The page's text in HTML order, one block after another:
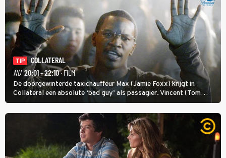
TIP
COLLATERAL
NU 20:01 - 22:10· FILM
De doorgewinterde taxichauffeur Max (Jamie Foxx) krijgt in
Collateral een absolute ‘bad guy’ als passagier. Vincent (Tom
Cruise) heeft hem nodig om hem de stad door te loodsen om een
wel heel lugubere reden.